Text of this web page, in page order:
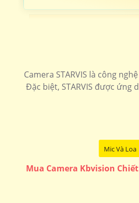
📶 Camera
🔔
Camera speedom
Camera STARVIS là công
Đặc biệt, STARVIS được
Mic Và Loa
Mua Camera Kbvision